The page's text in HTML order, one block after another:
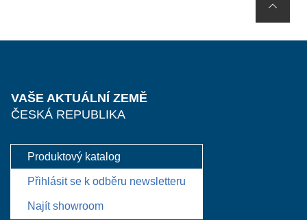
VAŠE AKTUÁLNÍ ZEMĚ
ČESKÁ REPUBLIKA
Produktový katalog
Přihlásit se k odběru newsletteru
Najít showroom